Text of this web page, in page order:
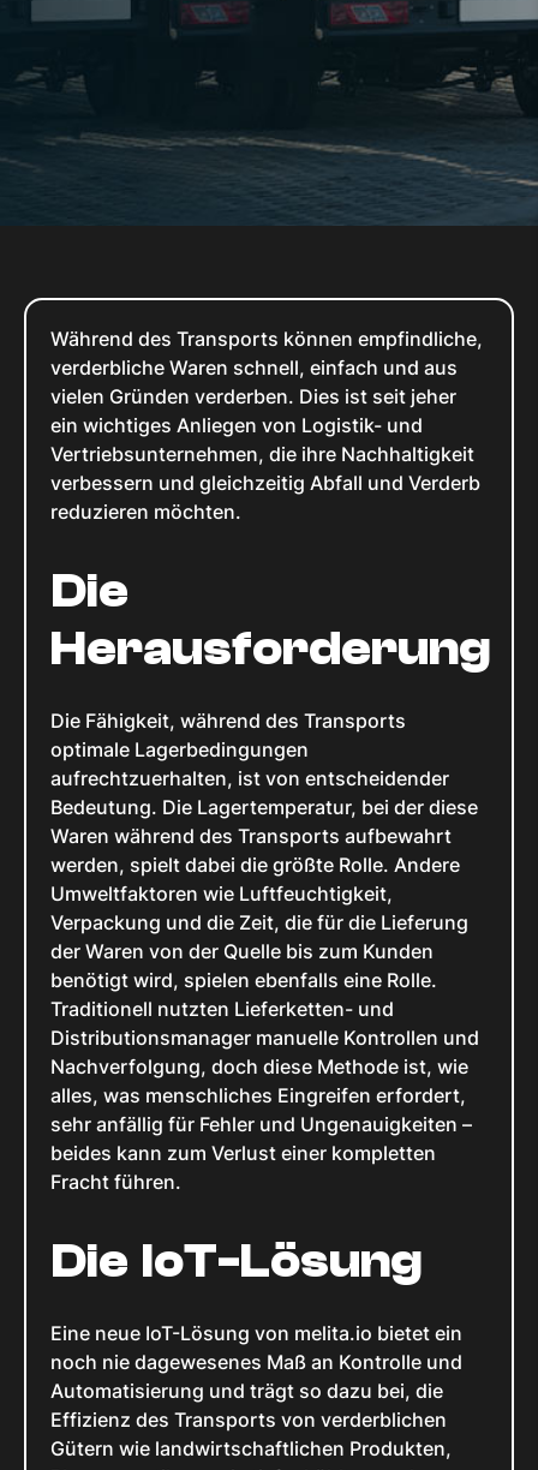
Während des Transports können empfindliche,
verderbliche Waren schnell, einfach und aus
vielen Gründen verderben. Dies ist seit jeher
ein wichtiges Anliegen von Logistik- und
Vertriebsunternehmen, die ihre Nachhaltigkeit
verbessern und gleichzeitig Abfall und Verderb
reduzieren möchten.
Die
Herausforderung
Die Fähigkeit, während des Transports
optimale Lagerbedingungen
aufrechtzuerhalten, ist von entscheidender
Bedeutung. Die Lagertemperatur, bei der diese
Waren während des Transports aufbewahrt
werden, spielt dabei die größte Rolle. Andere
Umweltfaktoren wie Luftfeuchtigkeit,
Verpackung und die Zeit, die für die Lieferung
der Waren von der Quelle bis zum Kunden
benötigt wird, spielen ebenfalls eine Rolle.
Traditionell nutzten Lieferketten- und
Distributionsmanager manuelle Kontrollen und
Nachverfolgung, doch diese Methode ist, wie
alles, was menschliches Eingreifen erfordert,
sehr anfällig für Fehler und Ungenauigkeiten –
beides kann zum Verlust einer kompletten
Fracht führen.
Die IoT-Lösung
Eine neue IoT-Lösung von melita.io bietet ein
noch nie dagewesenes Maß an Kontrolle und
Automatisierung und trägt so dazu bei, die
Effizienz des Transports von verderblichen
Gütern wie landwirtschaftlichen Produkten,